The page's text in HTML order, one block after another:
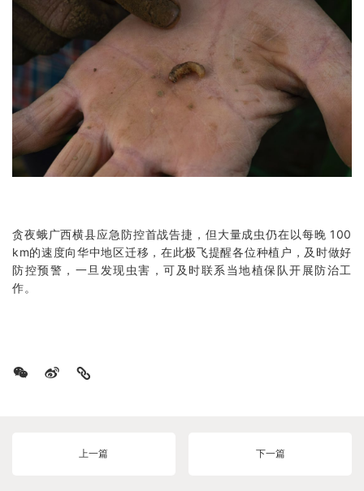
贪夜蛾广西横县应急防控首战告捷，但大量成虫仍在以每晚 100
km的速度向华中地区迁移，在此极飞提醒各位种植户，及时做好
防控预警，一旦发现虫害，可及时联系当地植保队开展防治工
作。
上一篇 下一篇